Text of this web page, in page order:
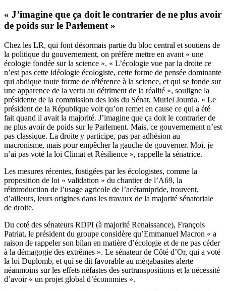
« J’imagine que ça doit le contrarier de ne plus avoir
de poids sur le Parlement »
Chez les LR, qui font désormais partie du bloc central et soutiens de
la politique du gouvernement, on préfère mettre en avant « une
écologie fondée sur la science ». « L’écologie vue par la droite ce
n’est pas cette idéologie écologiste, cette forme de pensée dominante
qui abdique toute forme de référence à la science, et qui se fonde sur
une apparence de la vertu au détriment de la réalité », souligne la
présidente de la commission des lois du Sénat, Muriel Jourda. « Le
président de la République voit qu’on remet en cause ce qui a été
fait quand il avait la majorité. J’imagine que ça doit le contrarier de
ne plus avoir de poids sur le Parlement. Mais, ce gouvernement n’est
pas classique. La droite y participe, pas par adhésion au
macronisme, mais pour empêcher la gauche de gouverner. Moi, je
n’ai pas voté la loi Climat et Résilience », rappelle la sénatrice.
Les mesures récentes, fustigées par les écologistes, comme la
proposition de loi « validation » du chantier de l’A69, la
réintroduction de l’usage agricole de l’acétamipride, trouvent,
d’ailleurs, leurs origines dans les travaux de la majorité sénatoriale
de droite.
Du coté des sénateurs RDPI (à majorité Renaissance), François
Patriat, le président du groupe considère qu’Emmanuel Macron « a
raison de rappeler son bilan en matière d’écologie et de ne pas céder
à la démagogie des extrêmes ». Le sénateur de Côté d’Or, qui a voté
la loi Duplomb, et qui se dit favorable au mégabasites alerte
néanmoins sur les effets néfastes des surtranspositions et la nécessité
d’avoir « un projet global d’économies ».